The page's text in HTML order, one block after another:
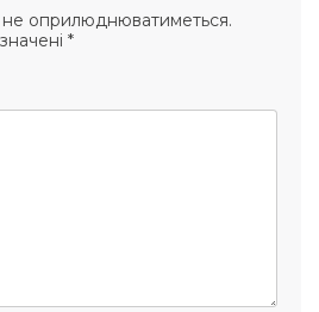
оприлюднюватиметься.
*